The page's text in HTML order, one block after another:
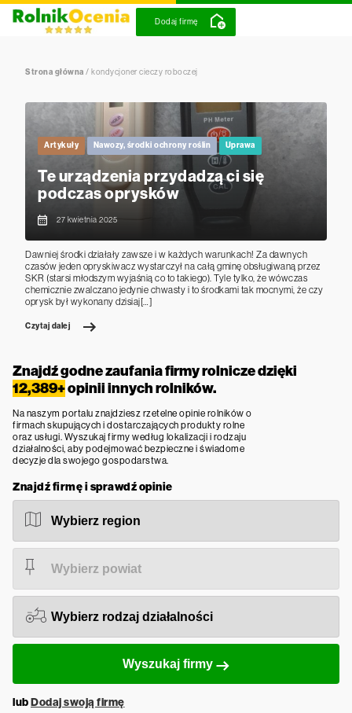
Dodaj firmę
Strona główna / kondycjoner cieczy roboczej
Artykuły Nawozy, środki ochrony roślin Uprawa
Te urządzenia przydadzą ci się
podczas oprysków
27 kwietnia 2025
Dawniej środki działały zawsze i w każdych warunkach! Za dawnych
czasów jeden opryskiwacz wystarczył na całą gminę obsługiwaną przez
SKR (starsi młodszym wyjaśnią co to takiego). Tyle tylko, że wówczas
chemicznie zwalczano jedynie chwasty i to środkami tak mocnymi, że czy
oprysk był wykonany dzisiaj[…]
Czytaj dalej
Znajdź godne zaufania firmy rolnicze dzięki
12,389+opinii innych rolników.
Na naszym portalu znajdziesz rzetelne opinie rolników o
firmach skupujących i dostarczających produkty rolne
oraz usługi. Wyszukaj firmy według lokalizacji i rodzaju
działalności, aby podejmować bezpieczne i świadome
decyzje dla swojego gospodarstwa.
Znajdź firmę i sprawdź opinie
Wyszukaj firmy
lubDodaj swoją firmę